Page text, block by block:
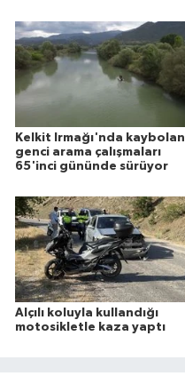
Kelkit Irmağı'nda kaybolan
genci arama çalışmaları
65'inci gününde sürüyor
Alçılı koluyla kullandığı
motosikletle kaza yaptı